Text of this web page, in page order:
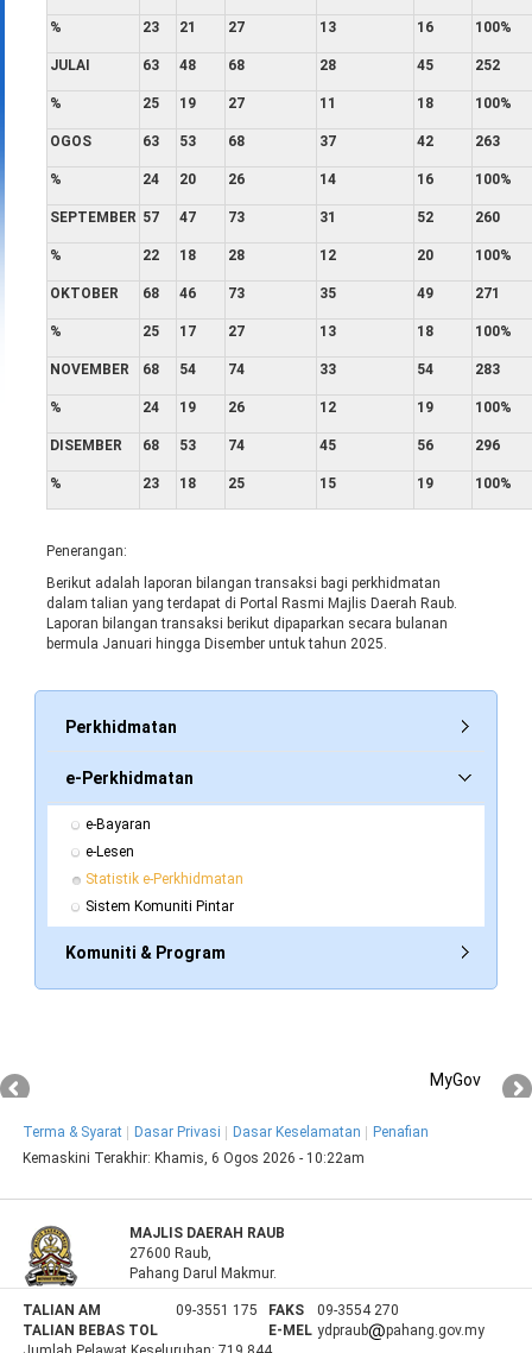
% 23 21 27 13 16 100%
JULAI 63 48 68 28 45 252
% 25 19 27 11 18 100%
OGOS 63 53 68 37 42 263
% 24 20 26 14 16 100%
SEPTEMBER 57 47 73 31 52 260
% 22 18 28 12 20 100%
OKTOBER 68 46 73 35 49 271
% 25 17 27 13 18 100%
NOVEMBER 68 54 74 33 54 283
% 24 19 26 12 19 100%
DISEMBER 68 53 74 45 56 296
% 23 18 25 15 19 100%
Penerangan:
Berikut adalah laporan bilangan transaksi bagi perkhidmatan
dalam talian yang terdapat di Portal Rasmi Majlis Daerah Raub.
Laporan bilangan transaksi berikut dipaparkan secara bulanan
bermula Januari hingga Disember untuk tahun 2025.
Perkhidmatan
e-Perkhidmatan
e-Bayaran
e-Lesen
Statistik e-Perkhidmatan
Sistem Komuniti Pintar
Komuniti & Program
MyGov
Terma & Syarat Dasar Privasi Dasar Keselamatan
Penafian
Kemaskini Terakhir: Khamis, 6 Ogos 2026 - 10:22am
MAJLIS DAERAH RAUB
27600 Raub,
Pahang Darul Makmur.
TALIAN AM 09-3551 175 FAKS
09-3554 270
TALIAN BEBAS TOL
E-MEL ydpraub
pahang.gov.my